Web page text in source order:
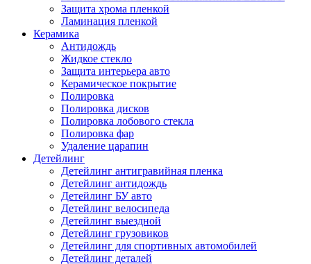
Защита хрома пленкой
Ламинация пленкой
Керамика
Антидождь
Жидкое стекло
Защита интерьера авто
Керамическое покрытие
Полировка
Полировка дисков
Полировка лобового стекла
Полировка фар
Удаление царапин
Детейлинг
Детейлинг антигравийная пленка
Детейлинг антидождь
Детейлинг БУ авто
Детейлинг велосипеда
Детейлинг выездной
Детейлинг грузовиков
Детейлинг для спортивных автомобилей
Детейлинг деталей